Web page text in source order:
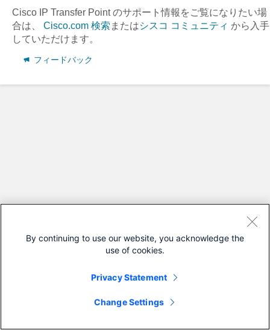
Cisco IP Transfer Pointのサポート情報をご覧になりたい場
合は、 Cisco.com 検索 またはシスコ コミュニティ から入手
していただけます。
フィードバック
By continuing to use our website, you acknowledge the
use of cookies.
Privacy Statement
Change Settings